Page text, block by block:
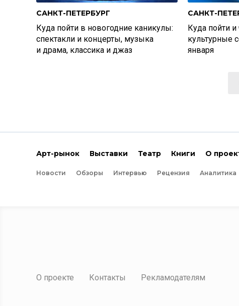
САНКТ-ПЕТЕРБУРГ
Куда пойти в новогодние каникулы:
спектакли и концерты, музыка
и драма, классика и джаз
САНКТ-
Куда пойти
культурные
января
Арт-рынок Выставки Театр Книги О
Новости Обзоры Интервью Рецензия Аналитика
О проекте Контакты Рекламодателям